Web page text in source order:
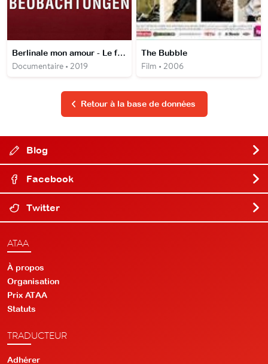
Berlinale mon amour - Le festival berlinois vu par Thomas Schadt
Documentaire • 2019
The Bubble
Film • 2006
Retour à la base de données
Blog
Facebook
Twitter
ATAA
À propos
Organisation
Prix ATAA
Statuts
TRADUCTEUR
Adhérer